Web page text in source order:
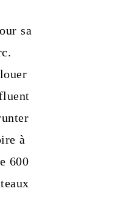
sa
à
600